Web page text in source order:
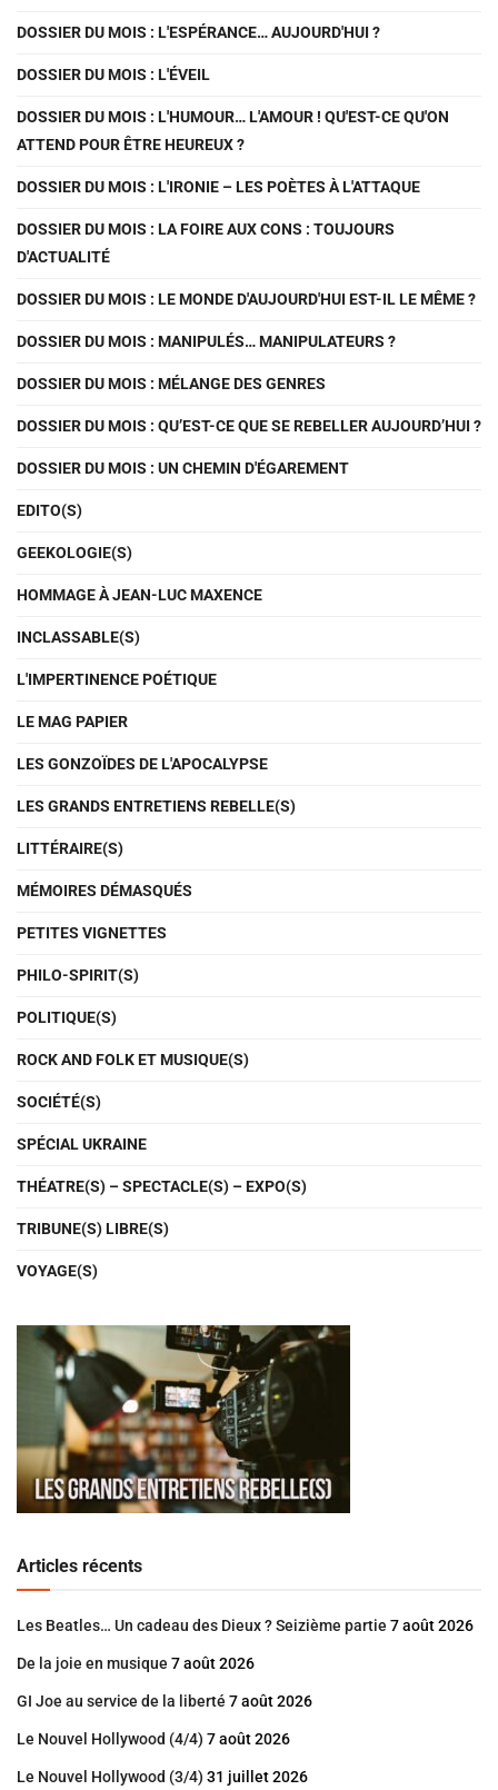
DOSSIER DU MOIS : L'ESPÉRANCE… AUJOURD'HUI ?
DOSSIER DU MOIS : L'ÉVEIL
DOSSIER DU MOIS : L'HUMOUR… L'AMOUR ! QU'EST-CE QU'ON
ATTEND POUR ÊTRE HEUREUX ?
DOSSIER DU MOIS : L'IRONIE – LES POÈTES À L'ATTAQUE
DOSSIER DU MOIS : LA FOIRE AUX CONS : TOUJOURS
D'ACTUALITÉ
DOSSIER DU MOIS : LE MONDE D'AUJOURD'HUI EST-IL LE MÊME ?
DOSSIER DU MOIS : MANIPULÉS… MANIPULATEURS ?
DOSSIER DU MOIS : MÉLANGE DES GENRES
DOSSIER DU MOIS : QU’EST-CE QUE SE REBELLER AUJOURD’HUI ?
DOSSIER DU MOIS : UN CHEMIN D'ÉGAREMENT
EDITO(S)
GEEKOLOGIE(S)
HOMMAGE À JEAN-LUC MAXENCE
INCLASSABLE(S)
L'IMPERTINENCE POÉTIQUE
LE MAG PAPIER
LES GONZOÏDES DE L'APOCALYPSE
LES GRANDS ENTRETIENS REBELLE(S)
LITTÉRAIRE(S)
MÉMOIRES DÉMASQUÉS
PETITES VIGNETTES
PHILO-SPIRIT(S)
POLITIQUE(S)
ROCK AND FOLK ET MUSIQUE(S)
SOCIÉTÉ(S)
SPÉCIAL UKRAINE
THÉATRE(S) – SPECTACLE(S) – EXPO(S)
TRIBUNE(S) LIBRE(S)
VOYAGE(S)
Articles récents
Les Beatles… Un cadeau des Dieux ? Seizième partie 7 août 2026
De la joie en musique 7 août 2026
GI Joe au service de la liberté 7 août 2026
Le Nouvel Hollywood (4/4) 7 août 2026
Le Nouvel Hollywood (3/4) 31 juillet 2026